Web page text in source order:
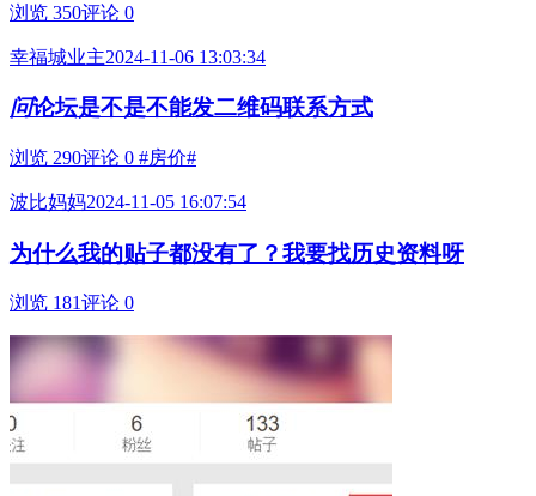
浏览 350评论 0
幸福城业主2024-11-06 13:03:34
问论坛是不是不能发二维码联系方式
浏览 290评论 0 #房价#
波比妈妈2024-11-05 16:07:54
为什么我的贴子都没有了？我要找历史资料呀
浏览 181评论 0